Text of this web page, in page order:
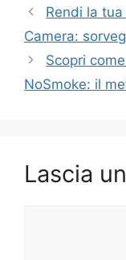
Rendi la
Camera:
Scopri
NoSmoke: il
Lascia